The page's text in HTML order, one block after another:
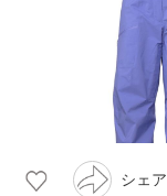
シェア